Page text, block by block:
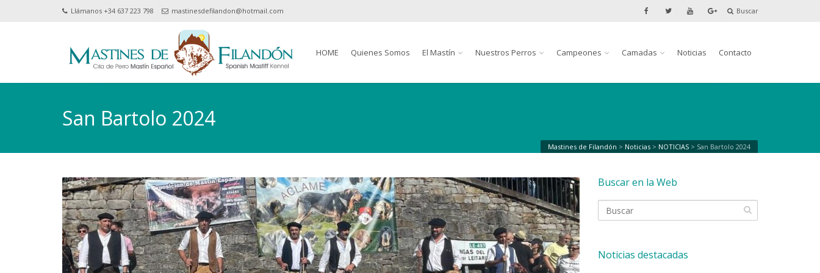
Llámanos +34 637 223 798 mastinesdefilandon@hotmail.com Buscar
HOME Quienes Somos El Mastín Nuestros Perros Campeones Camadas Noticias Contacto
San Bartolo 2024
Mastines de Filandón > Noticias > NOTICIAS > San Bartolo 2024
Buscar en la Web
Noticias destacadas